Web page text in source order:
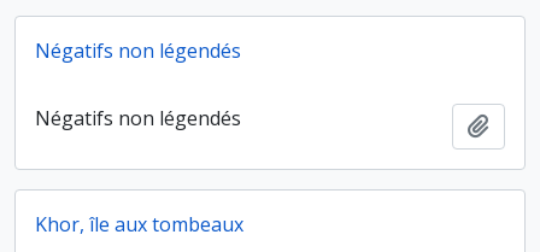
Négatifs non légendés
Négatifs non légendés
Khor, île aux tombeaux